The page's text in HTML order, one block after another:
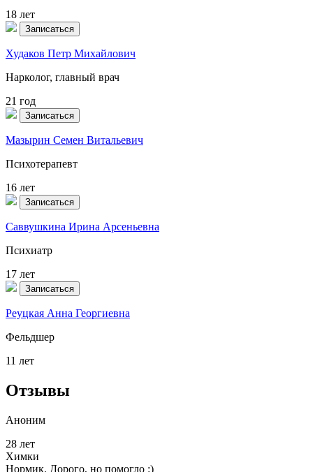
18 лет
Записаться
Худаков Петр Михайлович
Нарколог, главный врач
21 год
Записаться
Мазырин Семен Витальевич
Психотерапевт
16 лет
Записаться
Саввушкина Ирина Арсеньевна
Психиатр
17 лет
Записаться
Реуцкая Анна Георгиевна
Фельдшер
11 лет
Отзывы
Аноним
28 лет
Химки
Нормик. Дорого, но помогло :)